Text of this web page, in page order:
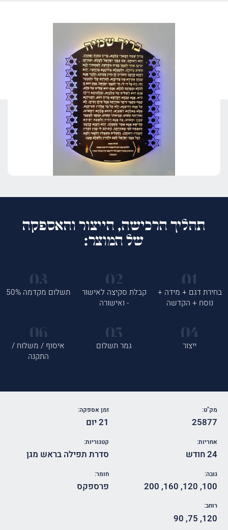
תהליך הרכישה, הייצור והאספקה
של המוצר:
בחירת דגם + מידה +
נוסח + הקדשה
קבלת סקיצה לאישור
- ואישורה
תשלום מקדמה 50%
ייצור גמר תשלום
איסוף / משלוח /
התקנה
מק"ט:
25877
זמן אספקה:
21 יום
אחריות:
24 חודש
קטגוריות:
סדרת תפילה בראש מגן
גובה:
100
,
120
,
160
,
200
חומר:
פרספקס
רוחב:
120
,
75
,
90